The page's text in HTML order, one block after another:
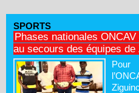
SPORTS
Phases nationales
au secours des équipes de
Pour